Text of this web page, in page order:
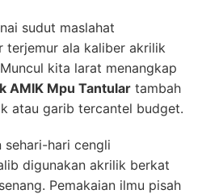
sudut maslahat
terjemur ala kaliber akrilik
kita larat menangkap
AMIK Mpu Tantular tambah
atau garib tercantel budget.
sehari-hari cengli
digunakan akrilik berkat
Pemakaian ilmu pisah